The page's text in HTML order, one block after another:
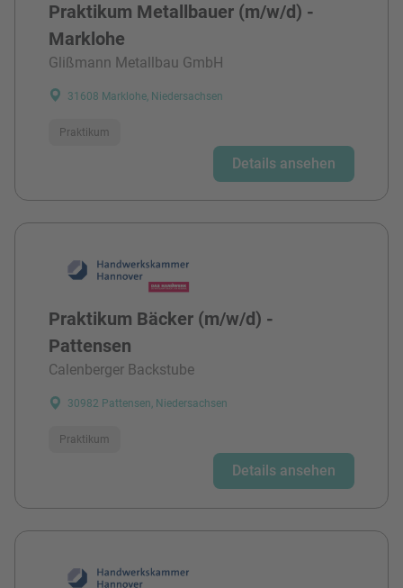
Praktikum Metallbauer (m/w/d) -
Marklohe
Glißmann Metallbau GmbH
31608 Marklohe, Niedersachsen
Praktikum
Details ansehen
Praktikum Bäcker (m/w/d) -
Pattensen
Calenberger Backstube
30982 Pattensen, Niedersachsen
Praktikum
Details ansehen